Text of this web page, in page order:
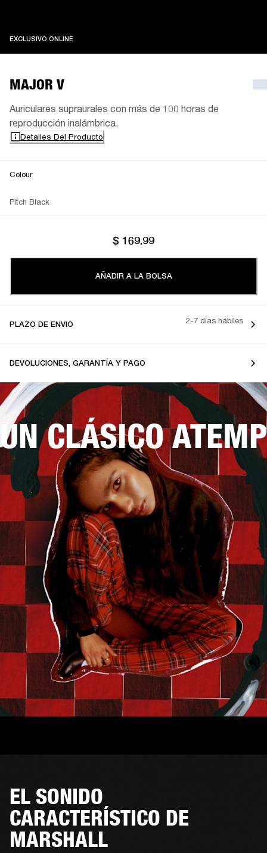
EXCLUSIVO ONLINEEXCLUSIVO ONLINE
MAJOR V
Auriculares supraurales con más de 100 horas de
reproducción inalámbrica.
Detalles Del Producto
Colour
Pitch Black
$ 169.99
AÑADIR A LA BOLSA
PLAZO DE ENVIO 2-7 días hábiles
DEVOLUCIONES, GARANTÍA Y PAGO
UN CLÁSICO
EL SONIDO
CARACTERÍSTICO DE
MARSHALL